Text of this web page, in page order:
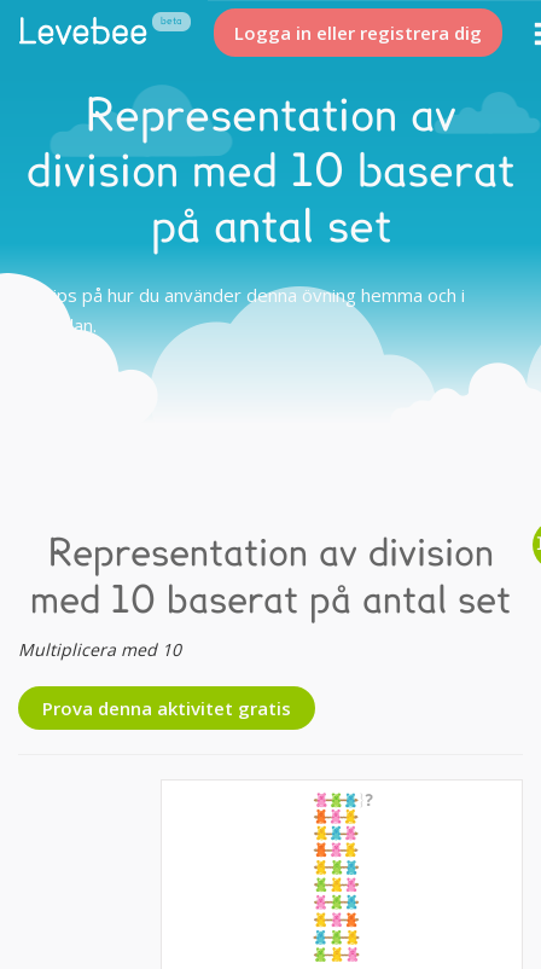
Logga in eller registrera dig
Representation av
division med 10 baserat
på antal set
Tips på hur du använder denna övning hemma och i
skolan.
Representation av division
med 10 baserat på antal set
Multiplicera med 10
Prova denna aktivitet gratis